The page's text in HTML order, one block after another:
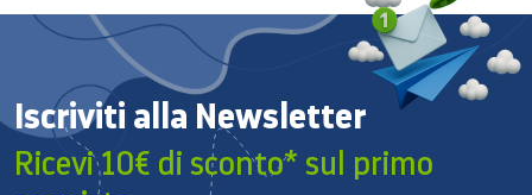
Sì
Multi flow Plus
Sì
Tipo di raffreddamento
Iscriviti alla Newsletter
Ricevi 10€ di sconto* sul primo